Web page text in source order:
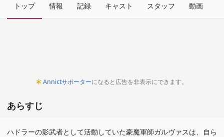
トップ 情報 記録 キャスト スタッフ 動画
Annictサポーターになると広告を非表示にできます。
あらすじ
ハドラーの影武者として活動していた豪魔軍師ガルヴァスは、自ら